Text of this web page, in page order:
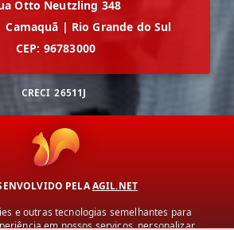
Otto Neutzling 348
Camaquã | Rio Grande do Sul
CEP: 96783000
CRECI 26511J
PELAAGIL.NET
e outras tecnologias semelhantes para
em nossos serviços, personalizar